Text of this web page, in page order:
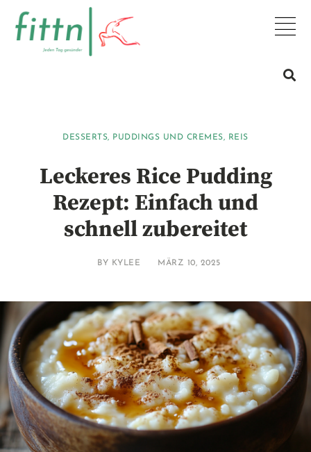
DESSERTS, PUDDINGS UND CREMES, REIS
Leckeres Rice Pudding
Rezept: Einfach und
schnell zubereitet
BY KYLEE MÄRZ 10, 2025